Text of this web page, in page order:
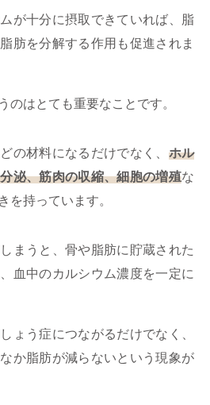
が十分に摂取できていれば、脂
肪を分解する作用も促進されま
のはとても重要なことです。
の材料になるだけでなく、 ホル
泌、筋肉の収縮、細胞の増殖な
を持っています。
まうと、骨や脂肪に貯蔵された
血中のカルシウム濃度を一定に
ょう症につながるだけでなく、
か脂肪が減らないという現象が